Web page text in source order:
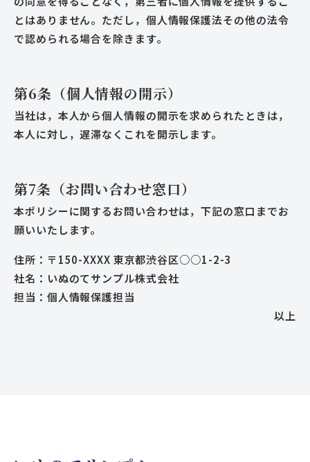
とはありません。ただし，個人情報保護法その他の法令
で認められる場合を除きます。
第6条（個人情報の開示）
当社は，本人から個人情報の開示を求められたときは，
本人に対し，遅滞なくこれを開示します。
第7条（お問い合わせ窓口）
本ポリシーに関するお問い合わせは，下記の窓口までお
願いいたします。
住所：〒150-XXXX 東京都渋谷区○○1-2-3
社名：いぬのてサンプル株式会社
担当：個人情報保護担当
以上